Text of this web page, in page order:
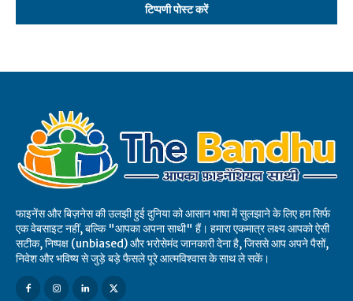
फाइनेंस और बिज़नेस की उलझी हुई दुनिया को आसान भाषा में सुलझाने के लिए हम सिर्फ
एक वेबसाइट नहीं, बल्कि "आपका अपना साथी" हैं। हमारा एकमात्र लक्ष्य आपको ऐसी
सटीक, निष्पक्ष (unbiased) और भरोसेमंद जानकारी देना है, जिससे आप अपने पैसों,
निवेश और भविष्य से जुड़े बड़े फैसले पूरे आत्मविश्वास के साथ ले सकें।